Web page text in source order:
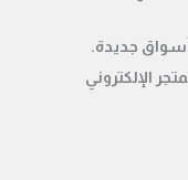
جديدة.
الإلكتروني